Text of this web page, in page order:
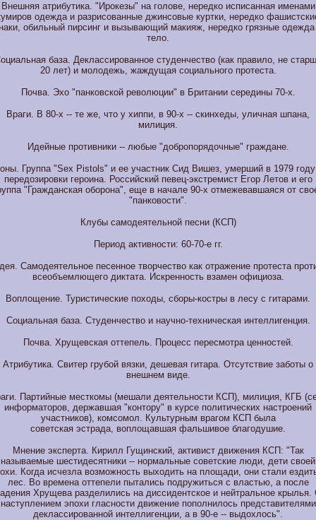
Внешняя атрибутика. "Ирокезы" на голове, нередко исписанная именами
одежда и разрисованные джинсовые куртки, нередко
обильный пирсинг и вызывающий макияж, нередко грязные одежда
тело.
база. Деклассированное студенчество (как правило, не
20 лет) и молодежь, жаждущая социального протеста.
Почва. Эхо "панковской революции" в Британии середины 70-х.
Враги. В 80-х -- те же, что у хиппи, в 90-х -- скинхеды, уличная шпана,
милиция.
Идейные противники -- любые "добропорядочные" граждане.
Группа "Sex Pistols" и ее участник Сид Вишез, умерший в 1979 году
передозировки героина. Российский певец-экстремист Егор Летов и его
"Гражданская оборона", еще в начале 90-х отмежевавшаяся от
"панковости".
Клубы самодеятельной песни (КСП)
Период активности: 60-70-е гг.
Самодеятельное песенное творчество как отражение протеста
всеобъемлющего диктата. Искренность взамен официоза.
Воплощение. Туристические походы, сборы-костры в лесу с гитарами.
Социальная база. Студенчество и научно-техническая интеллигенция.
Почва. Хрущевская оттепель. Процесс пересмотра ценностей.
Атрибутика. Свитер грубой вязки, дешевая гитара. Отсутствие заботы о
внешнем виде.
Партийные месткомы (мешали деятельности КСП), милиция, КГБ
информаторов, державшая "контору" в курсе политических настроений
участников), комсомол. Культурным врагом КСП была
советская эстрада, воплощавшая фальшивое благодушие.
Мнение эксперта. Кирилл Гущинский, активист движения КСП: "Так
называемые шестидесятники -- нормальные советские люди, дети своей
Когда исчезла возможность выходить на площади, они стали
лес. Во времена оттепели пытались подружиться с властью, а после
Хрущева разделились на диссидентское и нейтральное крылья.
наступлением эпохи гласности движение пополнилось представителями
деклассированной интеллигенции, а в 90-е -- выдохлось".